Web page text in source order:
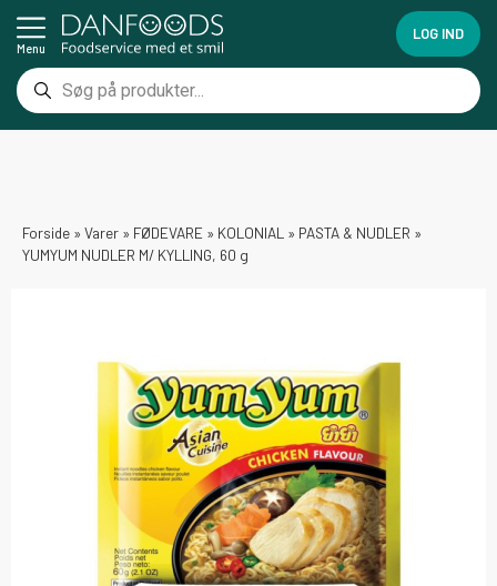
Menu
LOG IND
Forside » Varer » FØDEVARE » KOLONIAL » PASTA & NUDLER »
YUMYUM NUDLER M/ KYLLING, 60 g